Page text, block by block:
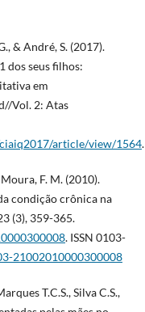
& André, S. (2017).
dos seus filhos:
em
Vol. 2: Atas
article/view/1564.
F. M. (2010).
condição crônica na
(3), 359-365.
. ISSN 0103-
21002010000300008
T.C.S., Silva C.S.,